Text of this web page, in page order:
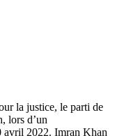
la justice, le parti de
lors d’un
avril 2022. Imran Khan